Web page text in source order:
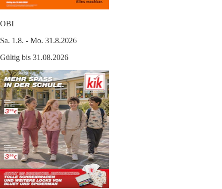
OBI
Sa. 1.8. - Mo. 31.8.2026
Gültig bis 31.08.2026